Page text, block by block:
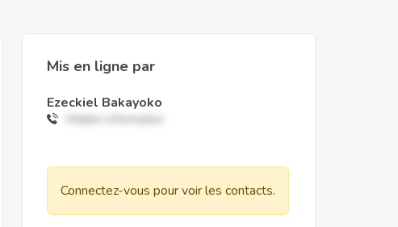
Mis en ligne par
Ezeckiel Bakayoko
Connectez-vous pour voir les contacts.